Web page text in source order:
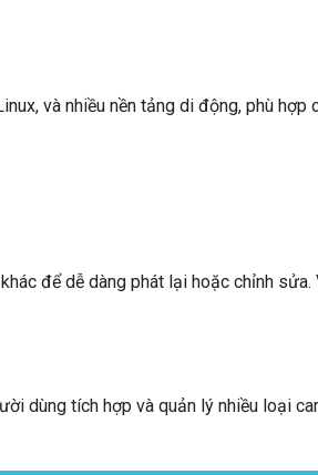
và nhiều nền tảng di động, phù hợp
để dễ dàng phát lại hoặc chỉnh sửa.
dùng tích hợp và quản lý nhiều loại